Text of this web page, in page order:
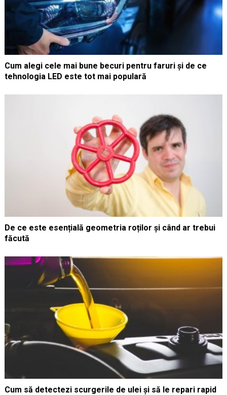
Cum alegi cele mai bune becuri pentru faruri și de ce
tehnologia LED este tot mai populară
De ce este esențială geometria roților și când ar trebui
făcută
Cum să detectezi scurgerile de ulei și să le repari rapid